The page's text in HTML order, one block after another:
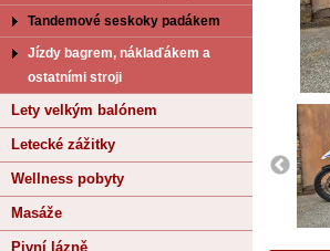
Tandemové seskoky padákem
Jízdy bagrem, náklaďákem a
ostatními stroji
Lety velkým balónem
Letecké zážitky
Wellness pobyty
Masáže
Pivní lázně